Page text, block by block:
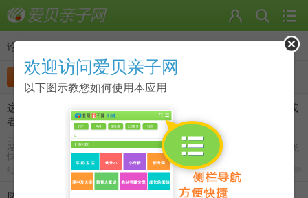
论坛
发帖 收藏 分类
这一年算算旧账翻新帐！晒晒我与孩子共读/孩子最喜欢读的书或
者绘本
元宵节刚刚过去，头脑昏昏沉沉恍恍惚惚，做什么事情都不得劲，忽然我
发现我是不是患病了？莫非中了节后综合症的毒了？转眼2016年新的3月飞
快而至！菊花猛然一紧（这个词用的不太好意思，但是有点 ...
2016-2-25
欢迎访问爱贝亲子网
以下图示教您如何使用本应用